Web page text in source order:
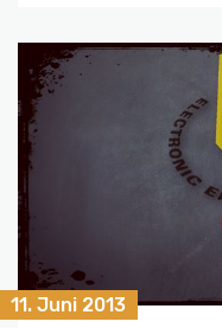
11. Juni 2013